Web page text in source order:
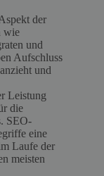
der
wie
und
Aufschluss
und
Leistung
die
SEO-
eine
Laufe der
meisten